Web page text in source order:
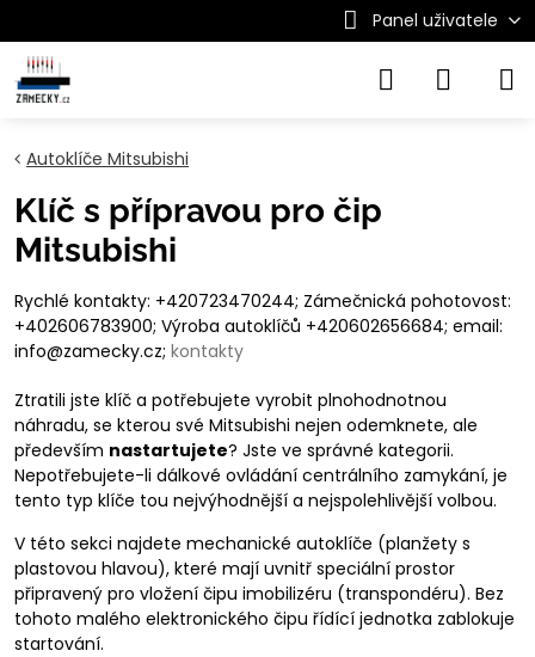
Panel uživatele
Autoklíče Mitsubishi
Klíč s přípravou pro čip
Mitsubishi
Rychlé kontakty: +420723470244; Zámečnická pohotovost:
+402606783900; Výroba autoklíčů +420602656684; email:
info@zamecky.cz; kontakty
Ztratili jste klíč a potřebujete vyrobit plnohodnotnou
náhradu, se kterou své Mitsubishi nejen odemknete, ale
především nastartujete? Jste ve správné kategorii.
Nepotřebujete-li dálkové ovládání centrálního zamykání, je
tento typ klíče tou nejvýhodnější a nejspolehlivější volbou.
V této sekci najdete mechanické autoklíče (planžety s
plastovou hlavou), které mají uvnitř speciální prostor
připravený pro vložení čipu imobilizéru (transpondéru). Bez
tohoto malého elektronického čipu řídící jednotka zablokuje
startování.